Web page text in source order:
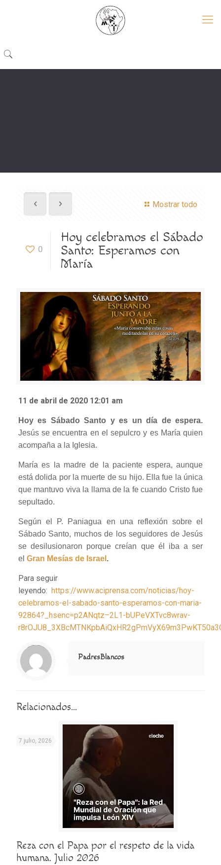
Mostrar todo
0
Hoy celebramos el Sábado
Santo: Esperamos con
María
11 de abril de 2020 12:01 am
Hoy es Sábado Santo y es un día de espera.
Jesús se encuentra en el sepulcro y es María quien
acompaña a la Iglesia.
María es la madre de la paciente espera, aunque
está dolida por la muerte de su hijo. Ella fue la única
que mantuvo viva la llama de la fe cuando Cristo fue
sepultado.
Según el P. Paniagua en una reflexión sobre el
Sábado Santo, muchos de los seguidores de Jesús
se desilusionaron porque creían que él iba a ser
el Gran Mesías de Israel .
Para seguir
leyendo: https://www.aciprensa.com/noticias/hoy-
celebramos-el-sabado-santo-esperamos-con-maria-
92864?_hsenc=p2ANqtz–2L1-bUPeVXTvc8wrav-
Notice
: Trying to access array offset on value of type null in
/home/misioner/public_html/padresblancos/themes/betheme/includes/content-single.php
on line
286
PadresBlancos
Relacionados...
7 julio, 2026
Reza con el Papa por el respeto de la vida
humana. Julio 2026